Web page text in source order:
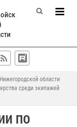
области
среди экипажей
ПО